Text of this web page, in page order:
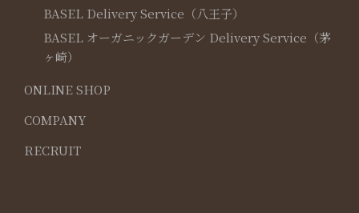
BASEL Delivery Service（八王子）
BASEL オーガニックガーデン Delivery Service（茅
ヶ崎）
ONLINE SHOP
COMPANY
RECRUIT